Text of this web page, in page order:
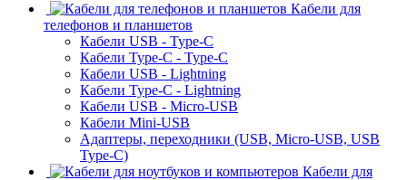
Кабели для
телефонов и планшетов
Кабели USB - Type-C
Кабели Type-C - Type-C
Кабели USB - Lightning
Кабели Type-C - Lightning
Кабели USB - Micro-USB
Кабели Mini-USB
Адаптеры, переходники (USB, Micro-USB, USB
Type-C)
Кабели для